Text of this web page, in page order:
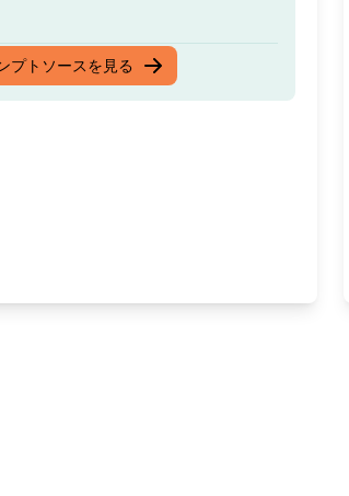
プトソースを見る